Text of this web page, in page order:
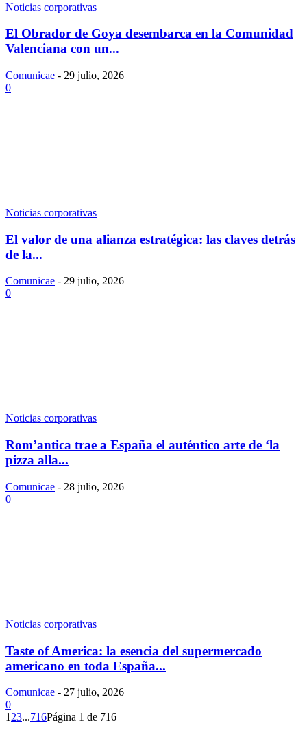
Noticias corporativas
El Obrador de Goya desembarca en la Comunidad
Valenciana con un...
Comunicae - 29 julio, 2026
0
Noticias corporativas
El valor de una alianza estratégica: las claves detrás
de la...
Comunicae - 29 julio, 2026
0
Noticias corporativas
Rom’antica trae a España el auténtico arte de ‘la
pizza alla...
Comunicae - 28 julio, 2026
0
Noticias corporativas
Taste of America: la esencia del supermercado
americano en toda España...
Comunicae - 27 julio, 2026
0
1 23...716Página 1 de 716